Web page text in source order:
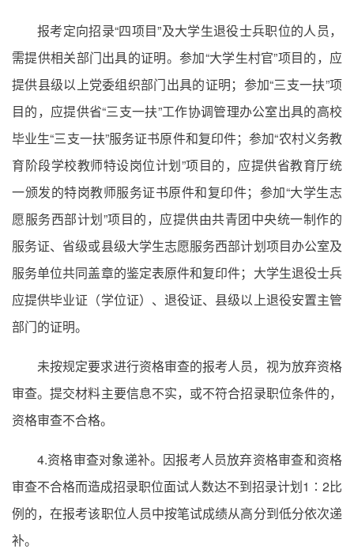
报考定向招录“四项目”及大学生退役士兵职位的人员，
需提供相关部门出具的证明。参加“大学生村官”项目的，应
提供县级以上党委组织部门出具的证明；参加“三支一扶”项
目的，应提供省“三支一扶”工作协调管理办公室出具的高校
毕业生“三支一扶”服务证书原件和复印件；参加“农村义务教
育阶段学校教师特设岗位计划”项目的，应提供省教育厅统
一颁发的特岗教师服务证书原件和复印件；参加“大学生志
愿服务西部计划”项目的，应提供由共青团中央统一制作的
服务证、省级或县级大学生志愿服务西部计划项目办公室及
服务单位共同盖章的鉴定表原件和复印件；大学生退役士兵
应提供毕业证（学位证）、退役证、县级以上退役安置主管
部门的证明。
未按规定要求进行资格审查的报考人员，视为放弃资格
审查。提交材料主要信息不实，或不符合招录职位条件的，
资格审查不合格。
4.资格审查对象递补。因报考人员放弃资格审查和资格
审查不合格而造成招录职位面试人数达不到招录计划1∶2比
例的，在报考该职位人员中按笔试成绩从高分到低分依次递
补。